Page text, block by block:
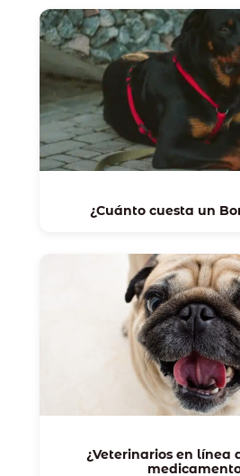
¿Cuánto cuesta un
¿Veterinarios en línea